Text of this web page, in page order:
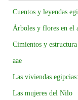
Cuentos y leyendas
Árboles y flores en el
Cimientos y
aae
Las viviendas
Las mujeres del Nilo